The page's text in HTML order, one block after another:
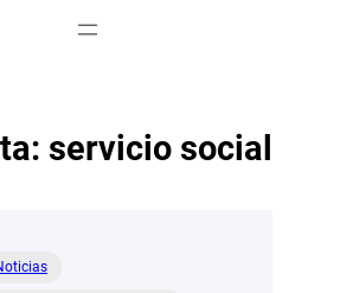
servicio social